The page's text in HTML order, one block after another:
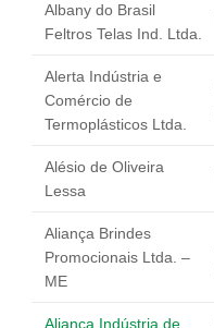
Albany do Brasil
Feltros Telas Ind. Ltda.
Alerta Indústria e
Comércio de
Termoplásticos Ltda.
Alésio de Oliveira
Lessa
Aliança Brindes
Promocionais Ltda. –
ME
Aliança Indústria de